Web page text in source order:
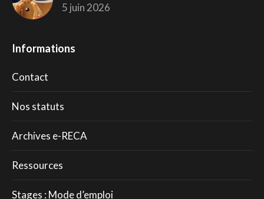
5 juin 2026
Informations
Contact
Nos statuts
Archives e-RECA
Ressources
Stages : Mode d’emploi